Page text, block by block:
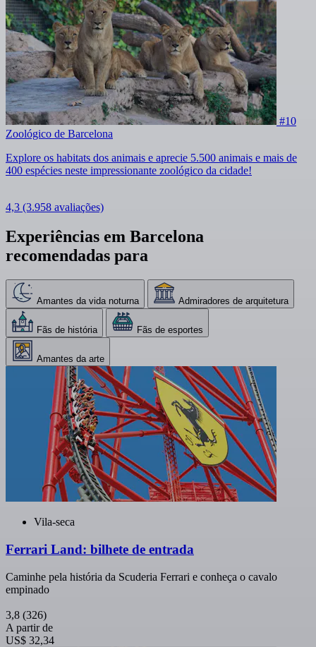
#10
Zoológico de Barcelona
Explore os habitats dos animais e aprecie 5.500 animais e mais de
400 espécies neste impressionante zoológico da cidade!
4,3 (3.958 avaliações)
Experiências em Barcelona
recomendadas para
Amantes da vida noturna Admiradores de arquitetura
Fãs de história Fãs de esportes
Amantes da arte
Vila-seca
Ferrari Land: bilhete de entrada
Caminhe pela história da Scuderia Ferrari e conheça o cavalo
empinado
3,8 (326)
A partir de
US$ 32,34